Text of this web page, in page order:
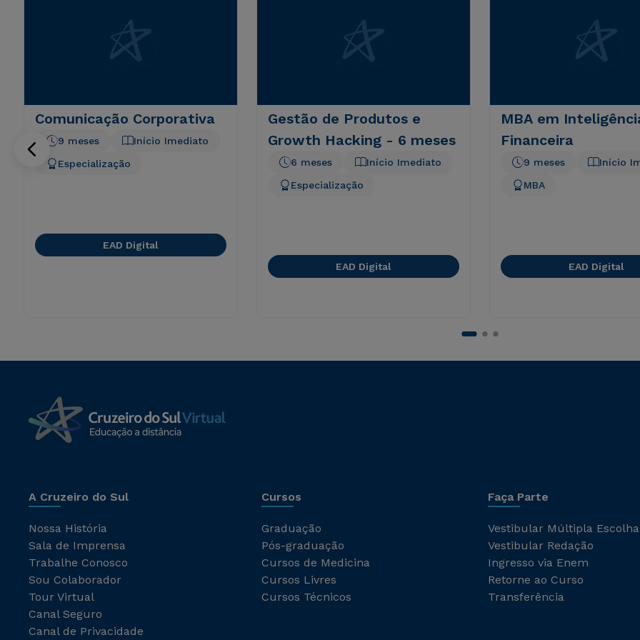
Comunicação Corporativa
Início Imediato
9 meses
Especialização
EAD Digital
Gestão de Produtos e
Growth Hacking - 6 meses
Início Imediato
6 meses
Especialização
EAD Digital
MBA em
Financeira
Início
9 meses
MBA
EAD Digital
A Cruzeiro do Sul
Nossa História
Sala de Imprensa
Trabalhe Conosco
Sou Colaborador
Tour Virtual
Canal Seguro
Canal de Privacidade
Cursos
Graduação
Pós-graduação
Cursos de Medicina
Cursos Livres
Cursos Técnicos
Faça Parte
Vestibular Múltipla Escolha
Vestibular Redação
Ingresso via Enem
Retorne ao Curso
Transferência